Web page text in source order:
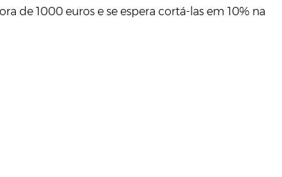
de 1000 euros e se espera cortá-las em 10% na